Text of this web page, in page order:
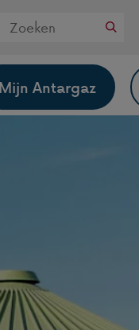
Zoek
website
Mijn Antargaz